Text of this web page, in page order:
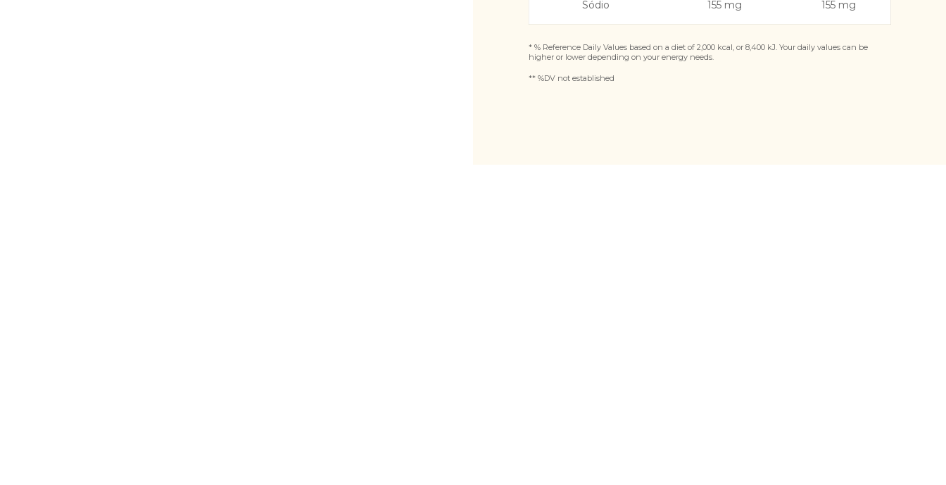
Sódio 155 mg 155 mg
* % Reference Daily Values based on a diet of 2,000 kcal, or 8,400 kJ. Your daily values can be
higher or lower depending on your energy needs.
** %DV not established